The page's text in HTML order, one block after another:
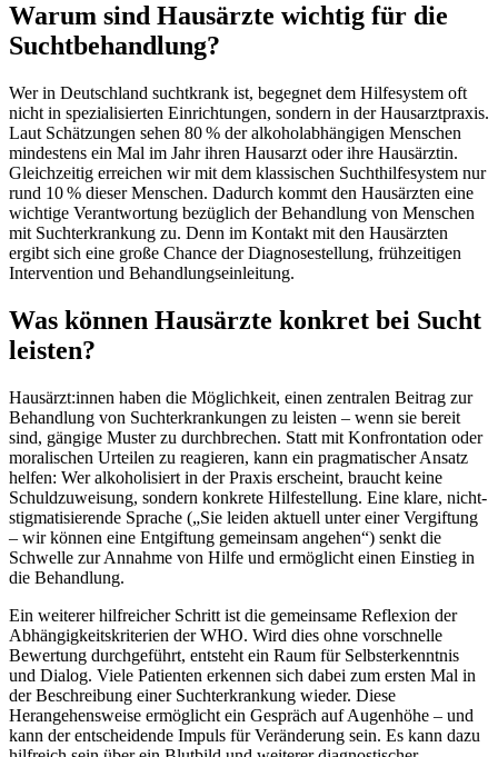
Warum sind Hausärzte wichtig für die
Suchtbehandlung?
Wer in Deutschland suchtkrank ist, begegnet dem Hilfesystem oft
nicht in spezialisierten Einrichtungen, sondern in der Hausarztpraxis.
Laut Schätzungen sehen 80 % der alkoholabhängigen Menschen
mindestens ein Mal im Jahr ihren Hausarzt oder ihre Hausärztin.
Gleichzeitig erreichen wir mit dem klassischen Suchthilfesystem nur
rund 10 % dieser Menschen. Dadurch kommt den Hausärzten eine
wichtige Verantwortung bezüglich der Behandlung von Menschen
mit Suchterkrankung zu. Denn im Kontakt mit den Hausärzten
ergibt sich eine große Chance der Diagnosestellung, frühzeitigen
Intervention und Behandlungseinleitung.
Was können Hausärzte konkret bei Sucht
leisten?
Hausärzt:innen haben die Möglichkeit, einen zentralen Beitrag zur
Behandlung von Suchterkrankungen zu leisten – wenn sie bereit
sind, gängige Muster zu durchbrechen. Statt mit Konfrontation oder
moralischen Urteilen zu reagieren, kann ein pragmatischer Ansatz
helfen: Wer alkoholisiert in der Praxis erscheint, braucht keine
Schuldzuweisung, sondern konkrete Hilfestellung. Eine klare, nicht-
stigmatisierende Sprache („Sie leiden aktuell unter einer Vergiftung
– wir können eine Entgiftung gemeinsam angehen“) senkt die
Schwelle zur Annahme von Hilfe und ermöglicht einen Einstieg in
die Behandlung.
Ein weiterer hilfreicher Schritt ist die gemeinsame Reflexion der
Abhängigkeitskriterien der WHO. Wird dies ohne vorschnelle
Bewertung durchgeführt, entsteht ein Raum für Selbsterkenntnis
und Dialog. Viele Patienten erkennen sich dabei zum ersten Mal in
der Beschreibung einer Suchterkrankung wieder. Diese
Herangehensweise ermöglicht ein Gespräch auf Augenhöhe – und
kann der entscheidende Impuls für Veränderung sein. Es kann dazu